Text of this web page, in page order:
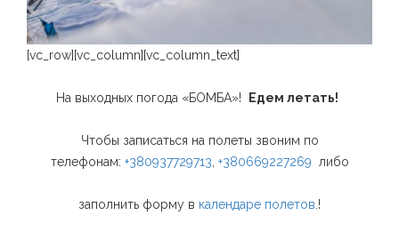
[vc_row][vc_column][vc_column_text]
На выходных погода «БОМБА»! Едем летать!
Чтобы записаться на полеты звоним по
телефонам: +380937729713, +380669227269 либо
заполнить форму в календаре полетов.!